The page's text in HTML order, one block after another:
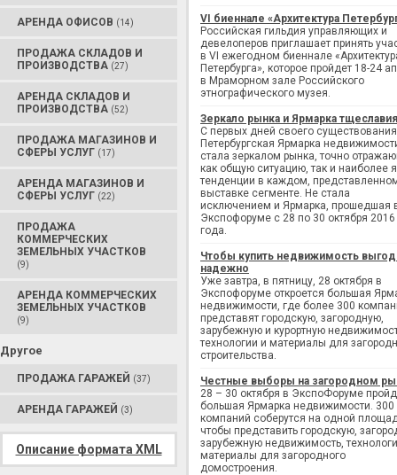
АРЕНДА ОФИСОВ (14)
ПРОДАЖА СКЛАДОВ И
ПРОИЗВОДСТВА (27)
АРЕНДА СКЛАДОВ И
ПРОИЗВОДСТВА (52)
ПРОДАЖА МАГАЗИНОВ И
СФЕРЫ УСЛУГ (17)
АРЕНДА МАГАЗИНОВ И
СФЕРЫ УСЛУГ (22)
ПРОДАЖА
КОММЕРЧЕСКИХ
ЗЕМЕЛЬНЫХ УЧАСТКОВ
(9)
АРЕНДА КОММЕРЧЕСКИХ
ЗЕМЕЛЬНЫХ УЧАСТКОВ
(9)
Другое
ПРОДАЖА ГАРАЖЕЙ (37)
АРЕНДА ГАРАЖЕЙ (3)
Описание формата XML
VI биеннале «Архитектура
Российская гильдия управляющих и
девелоперов приглашает принять
в VI ежегодном биеннале
Петербурга», которое пройдет 18-24
в Мраморном зале Российского
этнографического музея.
Зеркало рынка и Ярмарка тщеславия
С первых дней своего существования
Петербургская Ярмарка
стала зеркалом рынка, точно
как общую ситуацию, так и наиболее
тенденции в каждом,
выставке сегменте. Не стала
исключением и Ярмарка, прошедшая
Экспофоруме с 28 по 30 октября 2016
года.
Чтобы купить недвижимость
надежно
Уже завтра, в пятницу, 28 октября в
Экспофоруме откроется большая
недвижимости, где более 300
представят городскую, загородную,
зарубежную и курортную
технологии и материалы для
строительства.
Честные выборы на загородном
28 – 30 октября в ЭкспоФоруме
большая Ярмарка недвижимости. 300
компаний соберутся на одной
чтобы представить городскую,
зарубежную недвижимость,
материалы для загородного
домостроения.